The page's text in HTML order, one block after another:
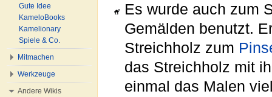
Es wurde auch zum
Gemälden benutzt.
Streichholz zum
das Streichholz mit
einmal das Malen
Gute Idee
KameloBooks
Kamelionary
Spiele & Co.
Mitmachen
Werkzeuge
Andere Wikis